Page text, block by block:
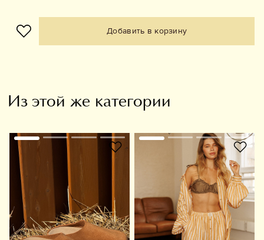
Добавить в корзину
Из этой же категории